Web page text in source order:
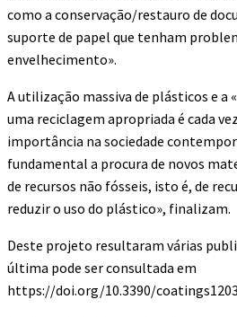
como a conservação/restauro de
suporte de papel que tenham
envelhecimento».
A utilização massiva de plásticos e a
uma reciclagem apropriada é cada
importância na sociedade
fundamental a procura de novos
de recursos não fósseis, isto é, de
reduzir o uso do plástico», finalizam.
Deste projeto resultaram várias
última pode ser consultada em
https://doi.org/10.3390/